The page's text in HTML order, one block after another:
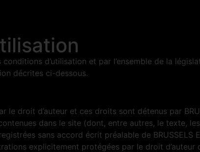
d’utilisation et par l’ensemble de la
décrites ci-dessous.
le droit d’auteur et ces droits sont détenus par
dans le site (dont, entre autres, le texte,
sans accord écrit préalable de
explicitement protégées par le droit d’auteur